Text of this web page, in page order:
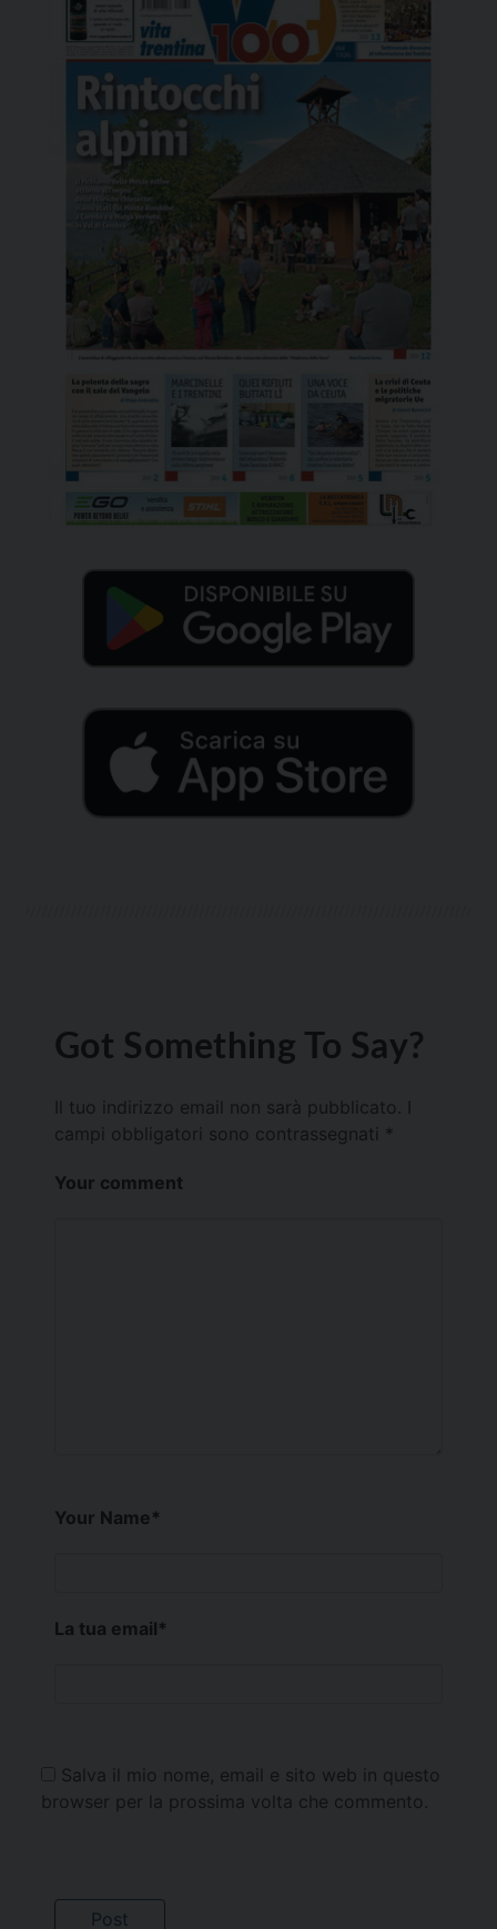
Got Something To Say?
Il tuo indirizzo email non sarà pubblicato.
campi obbligatori sono contrassegnati *
Your comment
Your Name*
La tua email*
Salva il mio nome, email e sito web in questo
browser per la prossima volta che commento.